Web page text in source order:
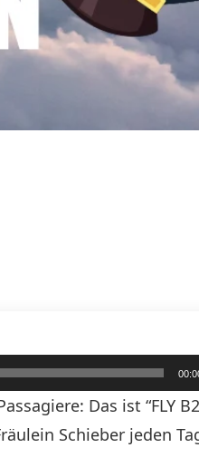
Das ist “FLY
Schieber jeden